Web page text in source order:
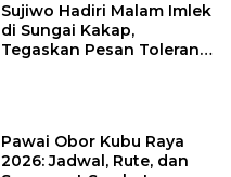
Sujiwo Hadiri Malam Imlek
di Sungai Kakap,
Tegaskan Pesan Toleransi
Pawai Obor Kubu Raya
2026: Jadwal, Rute, dan